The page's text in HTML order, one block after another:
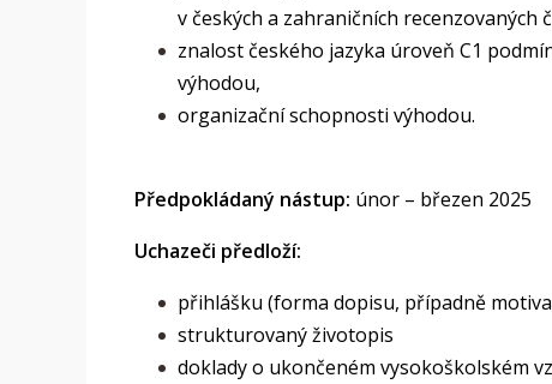
v českých a zahraničních recenzovaných
znalost českého jazyka úroveň C1
výhodou,
organizační schopnosti výhodou.
Předpokládaný nástup: únor – březen 2025
Uchazeči předloží:
přihlášku (forma dopisu, případně
strukturovaný životopis
doklady o ukončeném vysokoškolském